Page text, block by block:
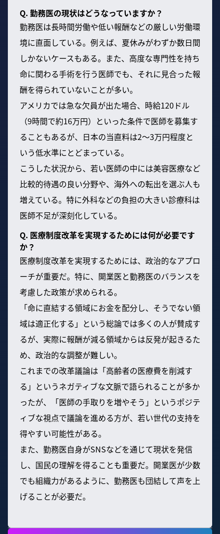
Q. 勤務医の現状はどうなっていますか？
勤務医は長時間労働や低い報酬などの厳しい労働環
境に直面している。例えば、夏休みがわずか数日間
しかないケースもある。また、高度な専門性を持ち
命に関わる手術を行う医師でも、それに見合った報
酬を得られていないことが多い。
アメリカでは急な欠員が出た場合、時給120ドル
（9時間で約16万円）といった条件で医師を募集す
ることもあるが、日本の当直料は2〜3万円程度と
いう低水準にとどまっている。
こうした状況から、若い医師の中には美容医療など
比較的待遇の良い分野や、海外への転出を選ぶ人も
増えている。特に外科などの負担の大きい診療科は
医師不足が深刻化している。
Q. 医療制度改革を実現するためには何が必要です
か？
医療制度改革を実現するためには、政治的なアプロ
ーチが重要だ。特に、開業医と勤務医のバランスを
考慮した政策が求められる。
「命に直結する領域にお金を配分し、そうでない領
域は適正化する」という総論では多くの人が賛成す
るが、実際に報酬が減る領域からは反発が起きるた
め、政治的な調整が難しい。
これまでの改革議論は「高齢者の医療費を削減す
る」というネガティブな文脈で語られることが多か
ったが、「医師の手取りを増やそう」というポジテ
ィブな視点で議論を進める方が、若い世代の支持を
得やすい可能性がある。
また、勤務医自身がSNSなどを通じて現状を発信
し、国民の理解を得ることも重要だ。開業医が少数
でも組織力があるように、勤務医も団結して声を上
げることが必要だ。